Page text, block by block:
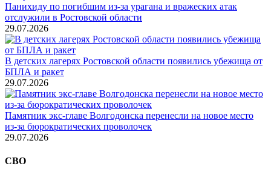
Панихиду по погибшим из-за урагана и вражеских атак
отслужили в Ростовской области
29.07.2026
В детских лагерях Ростовской области появились убежища от
БПЛА и ракет
29.07.2026
Памятник экс-главе Волгодонска перенесли на новое место
из-за бюрократических проволочек
29.07.2026
СВО